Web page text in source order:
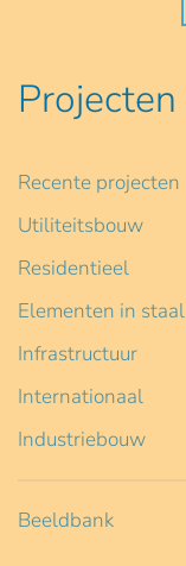
Projecten
Recente projecten
Utiliteitsbouw
Residentieel
Elementen in staal
Infrastructuur
Internationaal
Industriebouw
Beeldbank